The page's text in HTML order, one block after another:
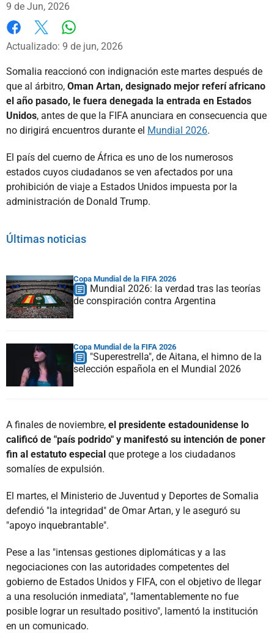
9 de Jun, 2026
Facebook
X Whatsapp
Actualizado: 9 de jun, 2026
Somalia reaccionó con indignación este martes después de
que al árbitro, Oman Artan, designado mejor referí africano
el año pasado, le fuera denegada la entrada en Estados
Unidos, antes de que la FIFA anunciara en consecuencia que
no dirigirá encuentros durante el Mundial 2026.
El país del cuerno de África es uno de los numerosos
estados cuyos ciudadanos se ven afectados por una
prohibición de viaje a Estados Unidos impuesta por la
administración de Donald Trump.
Últimas noticias
Copa Mundial de la FIFA 2026
Mundial 2026: la verdad tras las teorías
de conspiración contra Argentina
Copa Mundial de la FIFA 2026
"Superestrella", de Aitana, el himno de la
selección española en el Mundial 2026
A finales de noviembre, el presidente estadounidense lo
calificó de "país podrido" y manifestó su intención de poner
fin al estatuto especial que protege a los ciudadanos
somalíes de expulsión.
El martes, el Ministerio de Juventud y Deportes de Somalia
defendió "la integridad" de Omar Artan, y le aseguró su
"apoyo inquebrantable".
Pese a las "intensas gestiones diplomáticas y a las
negociaciones con las autoridades competentes del
gobierno de Estados Unidos y FIFA, con el objetivo de llegar
a una resolución inmediata", "lamentablemente no fue
posible lograr un resultado positivo", lamentó la institución
en un comunicado.